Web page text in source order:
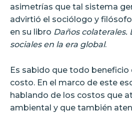
asimetrías que tal sistema
advirtió el sociólogo y
en su libro Daños colaterales.
sociales en la era global.
Es sabido que todo
costo. En el marco de este
hablando de los costos que
ambiental y que también